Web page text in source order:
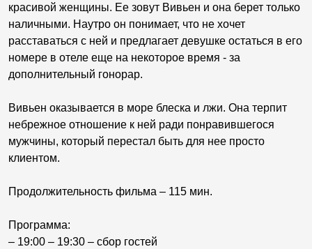
красивой женщины. Ее зовут Вивьен и она берет только
наличными. Наутро он понимает, что не хочет
расставаться с ней и предлагает девушке остаться в его
номере в отеле еще на некоторое время - за
дополнительный гонорар.
Вивьен оказывается в море блеска и лжи. Она терпит
небрежное отношение к ней ради понравившегося
мужчины, который перестал быть для нее просто
клиентом.
Продолжительность фильма – 115 мин.
Программа:
– 19:00 – 19:30 – сбор гостей